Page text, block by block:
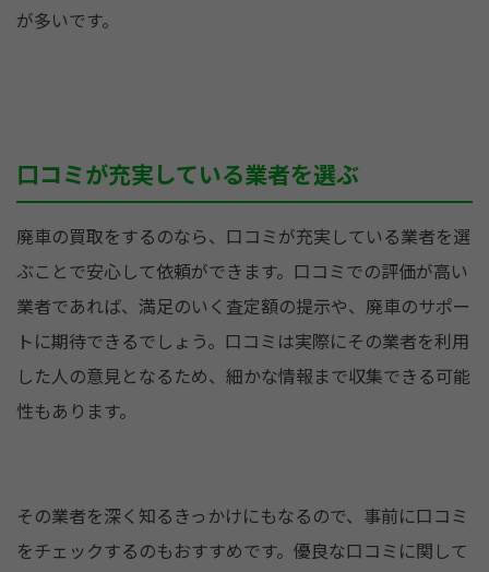
が多いです。
口コミが充実している業者を選ぶ
廃車の買取をするのなら、口コミが充実している業者を選
ぶことで安心して依頼ができます。口コミでの評価が高い
業者であれば、満足のいく査定額の提示や、廃車のサポー
トに期待できるでしょう。口コミは実際にその業者を利用
した人の意見となるため、細かな情報まで収集できる可能
性もあります。
その業者を深く知るきっかけにもなるので、事前に口コミ
をチェックするのもおすすめです。優良な口コミに関して